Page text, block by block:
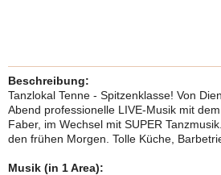
Beschreibung:
Tanzlokal Tenne - Spitzenklasse! Von
Abend professionelle LIVE-Musik mit
Faber, im Wechsel mit SUPER
den frühen Morgen. Tolle Küche,
Musik (in 1 Area):